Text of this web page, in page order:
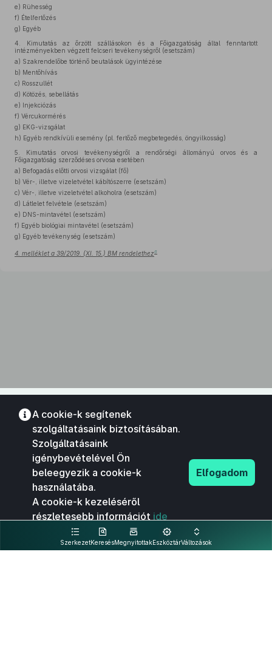
e) Rühesség
f) Ételfertőzés
g) Egyéb
4.
Kimutatás az őrzött szállásokon és a Főigazgatóság által fenntartott
intézményekben végzett felcseri tevékenységről (esetszám)
a) Szakrendelőbe történő beutalások ügyintézése
b) Mentőhívás
c) Rosszullét
d) Kötözés, sebellátás
e) Injekciózás
f) Vércukormérés
g) EKG-vizsgálat
h) Egyéb rendkívüli esemény (pl. fertőző megbetegedés, öngyilkosság)
5.
Kimutatás orvosi tevékenységről a rendőrségi állományú orvos és a
Főigazgatóság szerződéses orvosa esetében
a) Befogadás előtti orvosi vizsgálat (fő)
b) Vér-, illetve vizeletvétel kábítószerre (esetszám)
c) Vér-, illetve vizeletvétel alkoholra (esetszám)
d) Látlelet felvétele (esetszám)
e) DNS-mintavétel (esetszám)
f) Egyéb biológiai mintavétel (esetszám)
g) Egyéb tevékenység (esetszám)
4. melléklet a 39/2019. (XI. 15.) BM rendelethez6
SzerkezetKeresésMegnyitottakEszköztárVáltozások
A cookie-k segítenek
szolgáltatásaink biztosításában.
Szolgáltatásaink
igénybevételével Ön
beleegyezik a cookie-k
használatába.
A cookie-k kezeléséről
részletesebb információt ide
kattintva olvashat.
Elfogadom